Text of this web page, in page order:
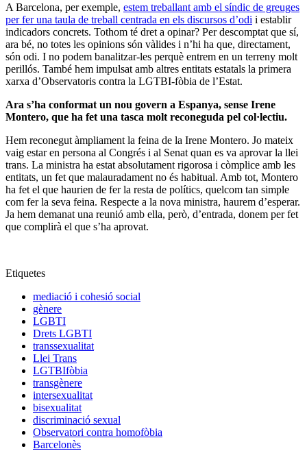
A Barcelona, per exemple, estem treballant amb el síndic de greuges
per fer una taula de treball centrada en els discursos d’odi i establir
indicadors concrets. Tothom té dret a opinar? Per descomptat que sí,
ara bé, no totes les opinions són vàlides i n’hi ha que, directament,
són odi. I no podem banalitzar-les perquè entrem en un terreny molt
perillós. També hem impulsat amb altres entitats estatals la primera
xarxa d’Observatoris contra la LGTBI-fòbia de l’Estat.
Ara s’ha conformat un nou govern a Espanya, sense Irene
Montero, que ha fet una tasca molt reconeguda pel col·lectiu.
Hem reconegut àmpliament la feina de la Irene Montero. Jo mateix
vaig estar en persona al Congrés i al Senat quan es va aprovar la llei
trans. La ministra ha estat absolutament rigorosa i còmplice amb les
entitats, un fet que malauradament no és habitual. Amb tot, Montero
ha fet el que haurien de fer la resta de polítics, quelcom tan simple
com fer la seva feina. Respecte a la nova ministra, haurem d’esperar.
Ja hem demanat una reunió amb ella, però, d’entrada, donem per fet
que complirà el que s’ha aprovat.
Etiquetes
mediació i cohesió social
gènere
LGBTI
Drets LGBTI
transsexualitat
Llei Trans
LGTBIfòbia
transgènere
intersexualitat
bisexualitat
discriminació sexual
Observatori contra homofòbia
Barcelonès